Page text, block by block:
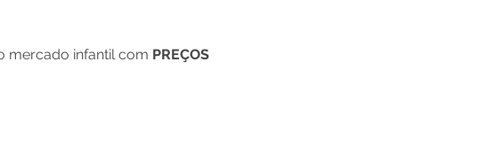
mercado infantil com PREÇOS